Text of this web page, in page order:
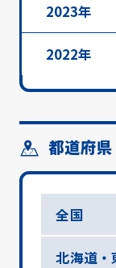
2023年
2022年
都道府県
全国
北海道・